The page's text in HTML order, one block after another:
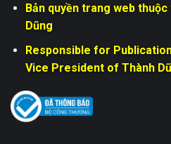
Bản quyền trang web
Dũng
Responsible for
Vice President of Thành